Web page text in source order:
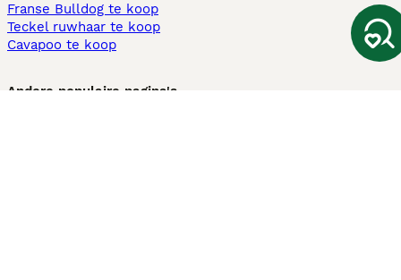
Franse Bulldog te koop
Teckel ruwhaar te koop
Cavapoo te koop
Andere populaire pagina's